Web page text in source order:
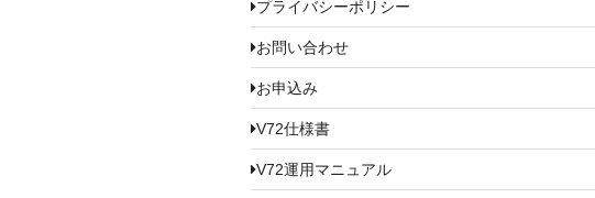
プライバシーポリシー
お問い合わせ
お申込み
V72仕様書
V72運用マニュアル